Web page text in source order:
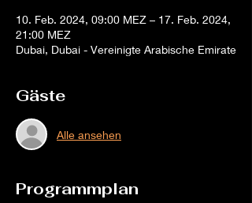
10. Feb. 2024, 09:00 MEZ – 17. Feb. 2024,
21:00 MEZ
Dubai, Dubai - Vereinigte Arabische Emirate
Gäste
Alle ansehen
Programmplan